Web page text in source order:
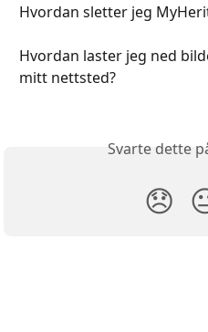
Hvordan sletter jeg
Hvordan laster jeg ned
mitt nettsted?
Svarte dette
😞